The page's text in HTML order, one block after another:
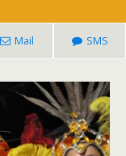
Mail SMS